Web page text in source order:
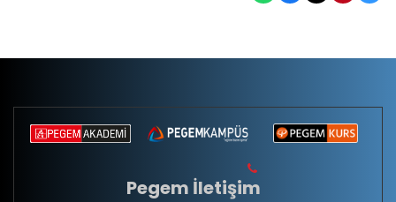
Pegem İletişim